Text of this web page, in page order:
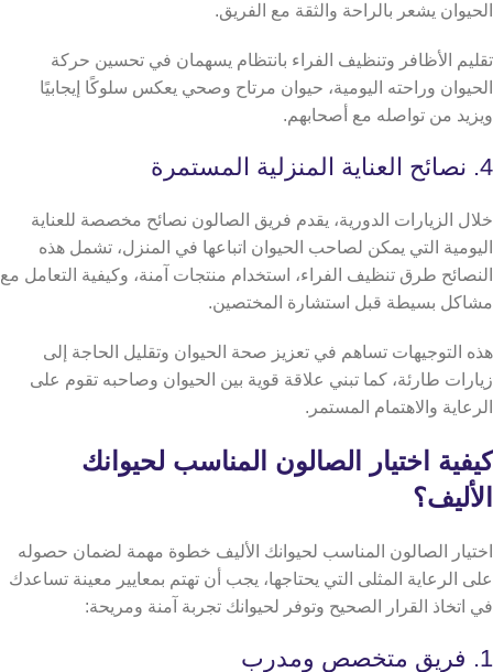
الحيوان يشعر بالراحة والثقة مع الفريق.
تقليم الأظافر وتنظيف الفراء بانتظام يسهمان في تحسين حركة
الحيوان وراحته اليومية، حيوان مرتاح وصحي يعكس سلوكًا إيجابيًا
ويزيد من تواصله مع أصحابهم.
4. نصائح العناية المنزلية المستمرة
خلال الزيارات الدورية، يقدم فريق الصالون نصائح مخصصة للعناية
اليومية التي يمكن لصاحب الحيوان اتباعها في المنزل، تشمل هذه
النصائح طرق تنظيف الفراء، استخدام منتجات آمنة، وكيفية التعامل مع
مشاكل بسيطة قبل استشارة المختصين.
هذه التوجيهات تساهم في تعزيز صحة الحيوان وتقليل الحاجة إلى
زيارات طارئة، كما تبني علاقة قوية بين الحيوان وصاحبه تقوم على
الرعاية والاهتمام المستمر.
كيفية اختيار الصالون المناسب لحيوانك
الأليف؟
اختيار الصالون المناسب لحيوانك الأليف خطوة مهمة لضمان حصوله
على الرعاية المثلى التي يحتاجها، يجب أن تهتم بمعايير معينة تساعدك
في اتخاذ القرار الصحيح وتوفر لحيوانك تجربة آمنة ومريحة:
1. فريق متخصص ومدرب